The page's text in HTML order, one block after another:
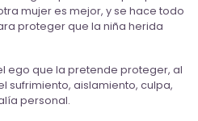
mujer es mejor, y se hace todo
proteger que la niña herida
ego que la pretende proteger, al
sufrimiento, aislamiento, culpa,
personal.